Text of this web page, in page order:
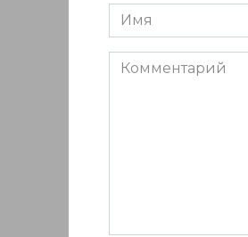
Имя
*
Комментарий